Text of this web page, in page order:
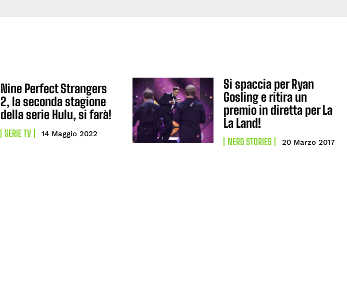
Nine Perfect Strangers
2, la seconda stagione
della serie Hulu, si farà!
SERIE TV 14 Maggio 2022
Si spaccia per Ryan
Gosling e ritira un
premio in diretta per La
La Land!
NERD STORIES 20 Marzo 2017